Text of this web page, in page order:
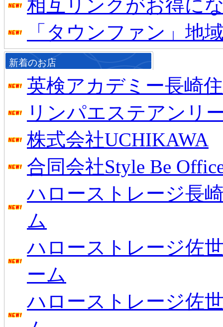
相互リンクがお得に
「タウンファン」地
新着のお店
英検アカデミー長崎
リンパエステアンリ
株式会社UCHIKAWA
合同会社Style Be
ハローストレージ長
ム
ハローストレージ佐
ーム
ハローストレージ佐